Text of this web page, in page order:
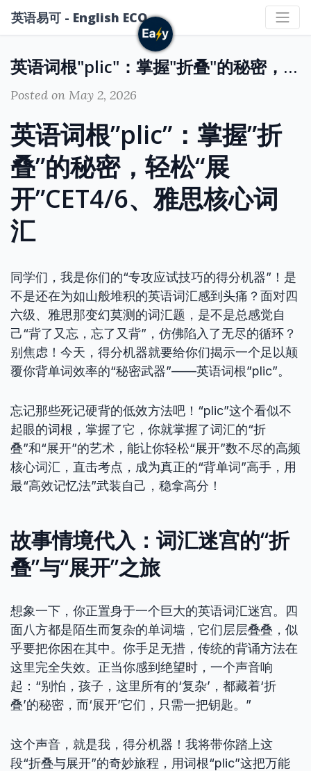
英语易可 - English ECO
英语词根"plic"：掌握"折叠"的秘密，轻松“展开”CET4/6、雅思核心词汇
Posted on May 2, 2026
英语词根”plic”：掌握”折
叠”的秘密，轻松“展
开”CET4/6、雅思核心词
汇
同学们，我是你们的“专攻应试技巧的得分机器”！是
不是还在为如山般堆积的英语词汇感到头痛？面对四
六级、雅思那变幻莫测的词汇题，是不是总感觉自
己“背了又忘，忘了又背”，仿佛陷入了无尽的循环？
别焦虑！今天，得分机器就要给你们揭示一个足以颠
覆你背单词效率的“秘密武器”——英语词根”plic”。
忘记那些死记硬背的低效方法吧！“plic”这个看似不
起眼的词根，掌握了它，你就掌握了词汇的“折
叠”和“展开”的艺术，能让你轻松“展开”数不尽的高频
核心词汇，直击考点，成为真正的“背单词”高手，用
最“高效记忆法”武装自己，稳拿高分！
故事情境代入：词汇迷宫的“折
叠”与“展开”之旅
想象一下，你正置身于一个巨大的英语词汇迷宫。四
面八方都是陌生而复杂的单词墙，它们层层叠叠，似
乎要把你困在其中。你手足无措，传统的背诵方法在
这里完全失效。正当你感到绝望时，一个声音响
起：“别怕，孩子，这里所有的‘复杂’，都藏着‘折
叠’的秘密，而‘展开’它们，只需一把钥匙。”
这个声音，就是我，得分机器！我将带你踏上这
段“折叠与展开”的奇妙旅程，用词根“plic”这把万能